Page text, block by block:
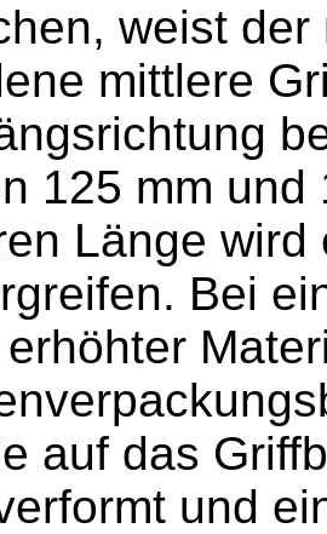
weist
mittlere
125 mm
Länge
Bei
auf das
und